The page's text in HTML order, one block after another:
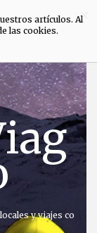
y viajes co
×
artículos. Al
las cookies.